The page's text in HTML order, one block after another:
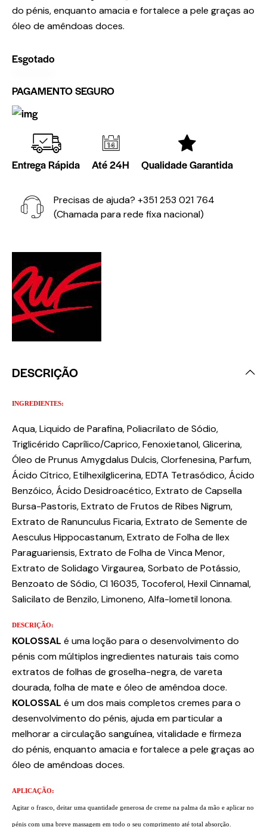
do pénis, enquanto amacia e fortalece a pele graças ao
óleo de amêndoas doces.
Esgotado
PAGAMENTO SEGURO
Entrega Rápida Até 24H Qualidade Garantida
Precisas de ajuda? +351 253 021 764
(Chamada para rede fixa nacional)
DESCRIÇÃO
INGREDIENTES:
Aqua, Liquido de Parafina, Poliacrilato de Sódio,
Triglicérido Caprílico/Caprico, Fenoxietanol, Glicerina,
Óleo de Prunus Amygdalus Dulcis, Clorfenesina, Parfum,
Ácido Cítrico, Etilhexilglicerina, EDTA Tetrasódico, Ácido
Benzóico, Ácido Desidroacético, Extrato de Capsella
Bursa-Pastoris, Extrato de Frutos de Ribes Nigrum,
Extrato de Ranunculus Ficaria, Extrato de Semente de
Aesculus Hippocastanum, Extrato de Folha de Ilex
Paraguariensis, Extrato de Folha de Vinca Menor,
Extrato de Solidago Virgaurea, Sorbato de Potássio,
Benzoato de Sódio, CI 16035, Tocoferol, Hexil Cinnamal,
Salicilato de Benzilo, Limoneno, Alfa-Iometil Ionona.
DESCRIÇÃO:
KOLOSSAL é uma loção para o desenvolvimento do
pénis com múltiplos ingredientes naturais tais como
extratos de folhas de groselha-negra, de vareta
dourada, folha de mate e óleo de amêndoa doce.
KOLOSSAL é um dos mais completos cremes para o
desenvolvimento do pénis, ajuda em particular a
melhorar a circulação sanguínea, vitalidade e firmeza
do pénis, enquanto amacia e fortalece a pele graças ao
óleo de amêndoas doces.
APLICAÇÃO:
Agitar o frasco, deitar uma quantidade generosa de creme na palma da mão e aplicar no
pénis com uma breve massagem em todo o seu comprimento até total absorção.